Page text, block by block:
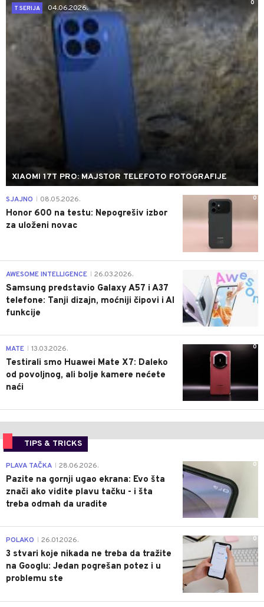
0
T SERIJA
04.06.2026.
XIAOMI 17T PRO: MAJSTOR TELEFOTO FOTOGRAFIJE
0
SJAJNO 08.05.2026.
Honor 600 na testu: Nepogrešiv izbor
za uloženi novac
AWESOME INTELLIGENCE 26.03.2026.
Samsung predstavio Galaxy A57 i A37
telefone: Tanji dizajn, moćniji čipovi i AI
funkcije
0
MATE 13.03.2026.
Testirali smo Huawei Mate X7: Daleko
od povoljnog, ali bolje kamere nećete
naći
TIPS & TRICKS
0
PLAVA TAČKA 28.06.2026.
Pazite na gornji ugao ekrana: Evo šta
znači ako vidite plavu tačku - i šta
treba odmah da uradite
0
POLAKO 26.01.2026.
3 stvari koje nikada ne treba da tražite
na Googlu: Jedan pogrešan potez i u
problemu ste